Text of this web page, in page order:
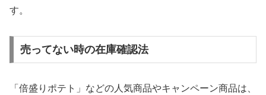
す。
売ってない時の在庫確認法
「倍盛りポテト」などの人気商品やキャンペーン商品は、